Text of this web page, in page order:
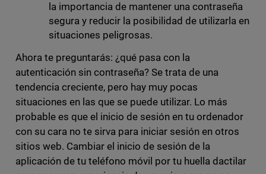
la importancia de mantener una contraseña
segura y reducir la posibilidad de utilizarla en
situaciones peligrosas.
Ahora te preguntarás: ¿qué pasa con la
autenticación sin contraseña? Se trata de una
tendencia creciente, pero hay muy pocas
situaciones en las que se puede utilizar. Lo más
probable es que el inicio de sesión en tu ordenador
con su cara no te sirva para iniciar sesión en otros
sitios web. Cambiar el inicio de sesión de la
aplicación de tu teléfono móvil por tu huella dactilar